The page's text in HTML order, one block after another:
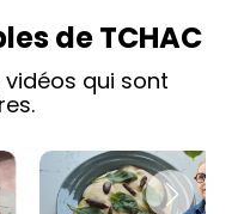
de TCHAC
qui sont